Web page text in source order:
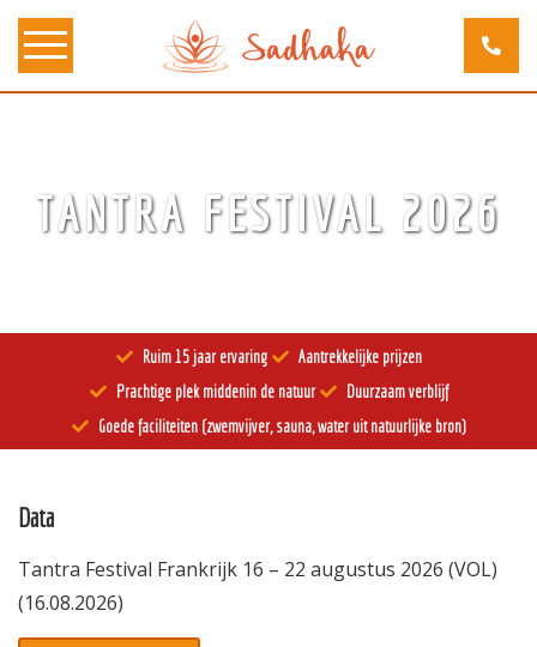
Docenten
Verblijven
Informatie
TANTRA FESTIVAL 2026
Ruim 15 jaar ervaring
Aantrekkelijke prijzen
Prachtige plek middenin de natuur
Duurzaam verblijf
Goede faciliteiten (zwemvijver, sauna, water uit natuurlijke bron)
Data
Tantra Festival Frankrijk 16 – 22 augustus 2026 (VOL)
(16.08.2026)